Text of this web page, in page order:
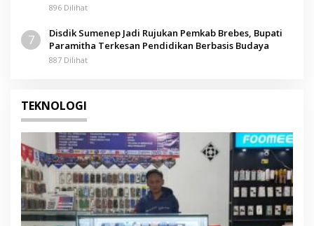
896 Dilihat
7
Disdik Sumenep Jadi Rujukan Pemkab Brebes, Bupati
Paramitha Terkesan Pendidikan Berbasis Budaya
887 Dilihat
TEKNOLOGI